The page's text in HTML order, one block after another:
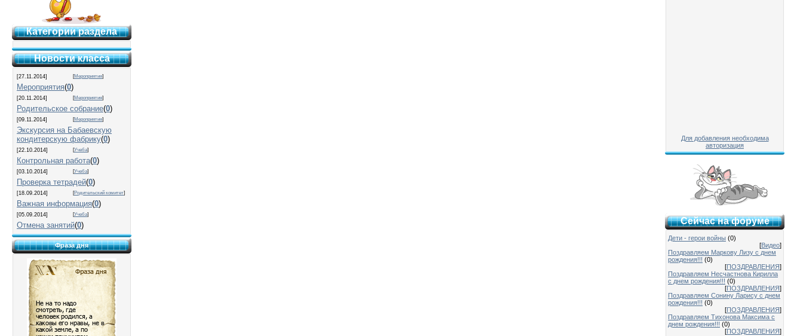
Категории раздела
Новости класса
[27.11.2014] [Мероприятия]
Мероприятия(0)
[20.11.2014] [Мероприятия]
Родительское собрание(0)
[09.11.2014] [Мероприятия]
Экскурсия на Бабаевскую
кондитерскую фабрику(0)
[22.10.2014] [Учеба]
Контрольная работа(0)
[03.10.2014] [Учеба]
Проверка тетрадей(0)
[18.09.2014] [Родительский комитет]
Важная информация(0)
[05.09.2014] [Учеба]
Отмена занятий(0)
Фраза дня
Для добавления необходима
авторизация
Сейчас на форуме
Дети - герои войны (0)
[Видео]
Поздравляем Маркову Лизу с днем
рождения!!! (0)
[ПОЗДРАВЛЕНИЯ]
Поздравляем Несчастнова Кирилла
с днем рождения!!! (0)
[ПОЗДРАВЛЕНИЯ]
Поздравляем Сонину Ларису с днем
рождения!!! (0)
[ПОЗДРАВЛЕНИЯ]
Поздравляем Тихонова Максима с
днем рождения!!! (0)
[ПОЗДРАВЛЕНИЯ]